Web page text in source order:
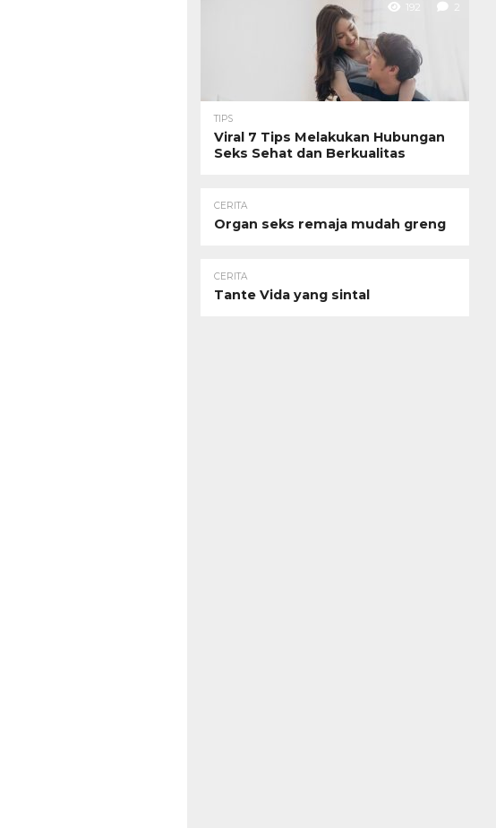
192 2
TIPS
Viral 7 Tips Melakukan Hubungan
Seks Sehat dan Berkualitas
CERITA
Organ seks remaja mudah greng
CERITA
Tante Vida yang sintal